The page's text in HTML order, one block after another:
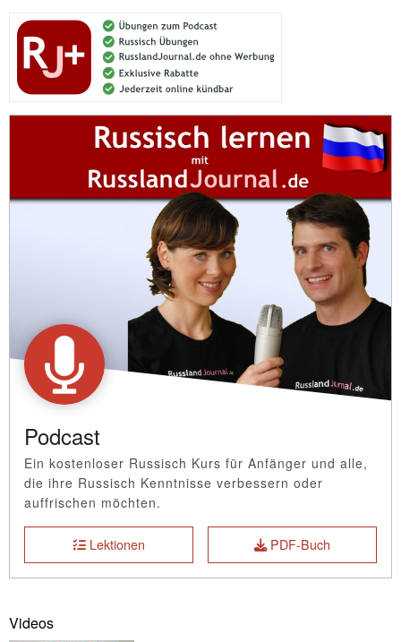
Podcast
Ein kostenloser Russisch Kurs für Anfänger und alle,
die ihre Russisch Kenntnisse verbessern oder
auffrischen möchten.
Lektionen PDF-Buch
Videos